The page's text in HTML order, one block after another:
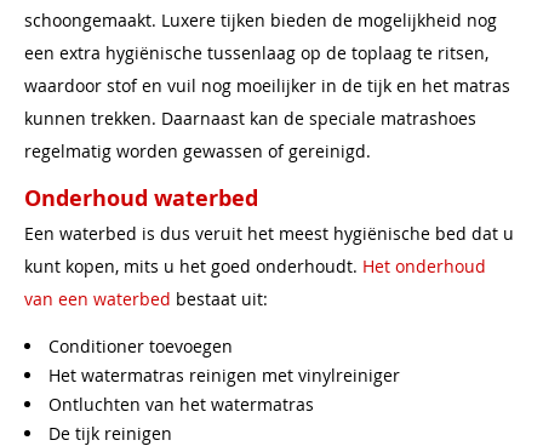
schoongemaakt. Luxere tijken bieden de mogelijkheid nog
een extra hygiënische tussenlaag op de toplaag te ritsen,
waardoor stof en vuil nog moeilijker in de tijk en het matras
kunnen trekken. Daarnaast kan de speciale matrashoes
regelmatig worden gewassen of gereinigd.
Onderhoud waterbed
Een waterbed is dus veruit het meest hygiënische bed dat u
kunt kopen, mits u het goed onderhoudt. Het onderhoud
van een waterbed bestaat uit:
Conditioner toevoegen
Het watermatras reinigen met vinylreiniger
Ontluchten van het watermatras
De tijk reinigen